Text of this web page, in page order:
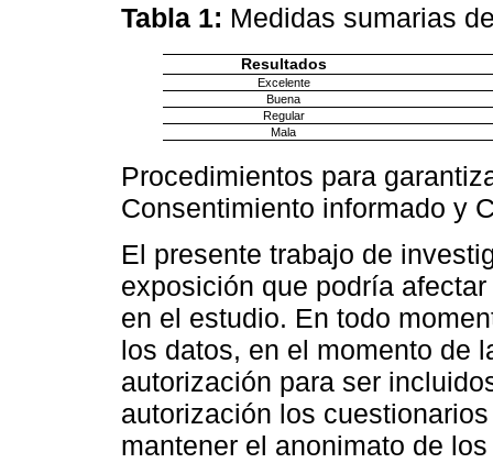
Tabla 1: Medidas sumarias
Resultados
Excelente
Buena
Regular
Mala
Procedimientos para
Consentimiento informado y
El presente trabajo de
exposición que podría
en el estudio. En todo
los datos, en el momento de
autorización para ser
autorización los
mantener el anonimato de